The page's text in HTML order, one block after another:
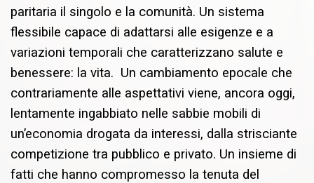
paritaria il singolo e la comunità. Un sistema
flessibile capace di adattarsi alle esigenze e a
variazioni temporali che caratterizzano salute e
benessere: la vita. Un cambiamento epocale che
contrariamente alle aspettativi viene, ancora oggi,
lentamente ingabbiato nelle sabbie mobili di
un’economia drogata da interessi, dalla strisciante
competizione tra pubblico e privato. Un insieme di
fatti che hanno compromesso la tenuta del